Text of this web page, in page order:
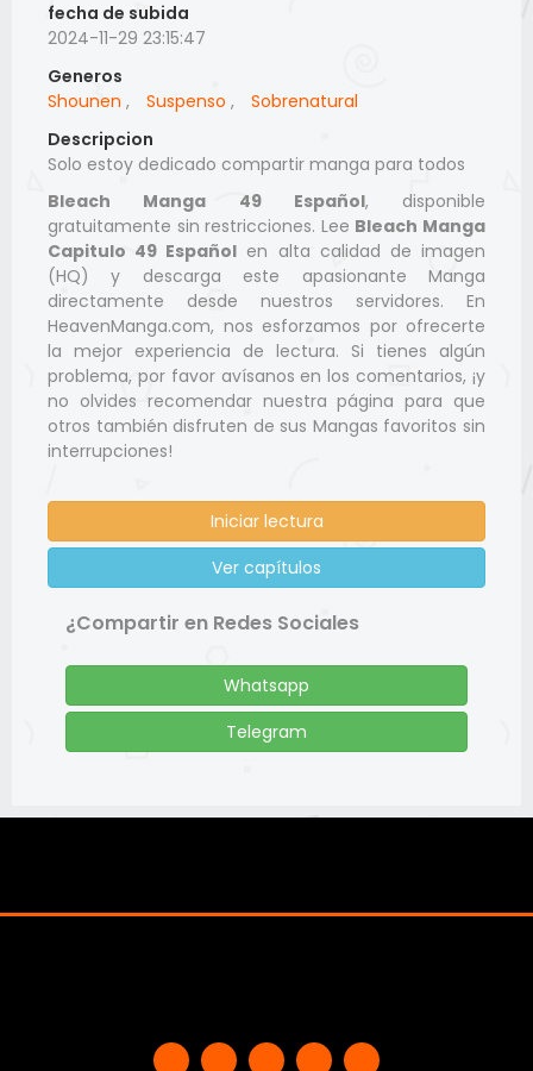
fecha de subida
2024-11-29 23:15:47
Generos
Shounen , Suspenso ,
Sobrenatural
Descripcion
Solo estoy dedicado compartir manga para todos
Bleach Manga 49 Español, disponible
gratuitamente sin restricciones. Lee Bleach Manga
Capitulo 49 Español en alta calidad de imagen
(HQ) y descarga este apasionante Manga
directamente desde nuestros servidores. En
HeavenManga.com, nos esforzamos por ofrecerte
la mejor experiencia de lectura. Si tienes algún
problema, por favor avísanos en los comentarios, ¡y
no olvides recomendar nuestra página para que
otros también disfruten de sus Mangas favoritos sin
interrupciones!
Iniciar lectura
Ver capítulos
¿Compartir en Redes Sociales
Whatsapp
Telegram